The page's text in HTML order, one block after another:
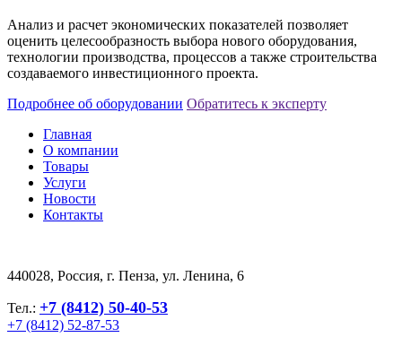
Анализ и расчет экономических показателей позволяет
оценить целесообразность выбора нового оборудования,
технологии производства, процессов а также строительства
создаваемого инвестиционного проекта.
Подробнее об оборудовании Обратитесь к эксперту
Главная
О компании
Товары
Услуги
Новости
Контакты
440028, Россия, г. Пенза, ул. Ленина, 6
Тел.: +7 (8412) 50-40-53
+7 (8412) 52-87-53